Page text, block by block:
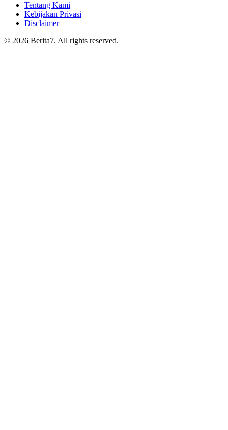
Tentang Kami
Kebijakan Privasi
Disclaimer
© 2026 Berita7. All rights reserved.